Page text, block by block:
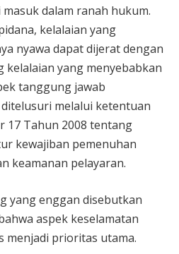
dalam ranah hukum.
kelalaian yang
nyawa dapat dijerat dengan
kelalaian yang menyebabkan
tanggung jawab
melalui ketentuan
17 Tahun 2008 tentang
kewajiban pemenuhan
keamanan pelayaran.
yang enggan disebutkan
aspek keselamatan
menjadi prioritas utama.